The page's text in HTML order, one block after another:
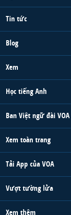
Tin tức
Blog
Xem
Học tiếng Anh
Ban Việt ngữ đài VOA
Xem toàn trang
Tải App của VOA
Vượt tường lửa
Xem thêm